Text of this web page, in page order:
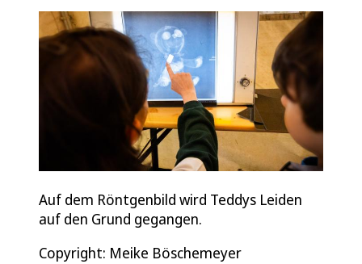
Auf dem Röntgenbild wird Teddys Leiden
auf den Grund gegangen.
Copyright: Meike Böschemeyer